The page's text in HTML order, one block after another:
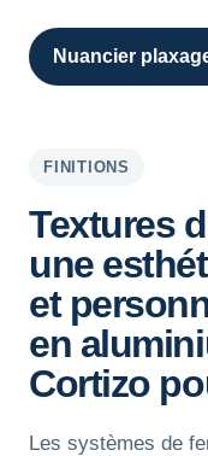
Nuancier
FINITIONS
Textures
une
et
en
Cortizo
Les systèmes de